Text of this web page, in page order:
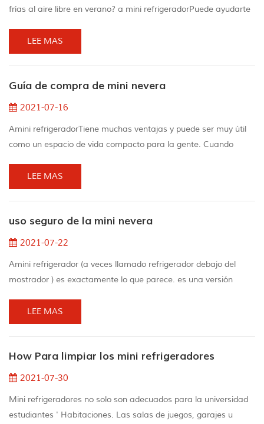
frías al aire libre en verano? a mini refrigeradorPuede ayudarte
en casi cualquier lugar con un tapón eléctrico, y se puede
almacenar fácilmente en cocinas al aire libre, piscinas e incluso
más cómoda y conveniente. El ...
LEE MAS
Guía de compra de mini nevera
2021-07-16
Amini refrigeradorTiene muchas ventajas y puede ser muy útil
como un espacio de vida compacto para la gente. Cuando
varios productos. Nosotros nosotros Espero que nuestra Mini
Guía de compra de refrigeradores pueda resolver todas sus
clasificación básica. Mini tamaño de refrigeradorEl t...
LEE MAS
uso seguro de la mini nevera
2021-07-22
Amini refrigerador (a veces llamado refrigerador debajo del
mostrador ) es exactamente lo que parece. es una versión
todas las cocinas americanas. existen mini refrigeradores
caseros , mini refrigeradores para dormitorios, mini
mini refrigeradores para hoteles. La diferencia...
LEE MAS
How Para limpiar los mini refrigeradores
2021-07-30
Mini refrigeradores no solo son adecuados para la universidad
estudiantes ' Habitaciones. Las salas de juegos, garajes u